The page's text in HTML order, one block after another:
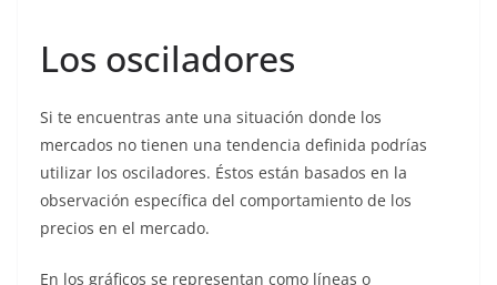
Los osciladores
Si te encuentras ante una situación donde los
mercados no tienen una tendencia definida podrías
utilizar los osciladores. Éstos están basados en la
observación específica del comportamiento de los
precios en el mercado.
En los gráficos se representan como líneas o